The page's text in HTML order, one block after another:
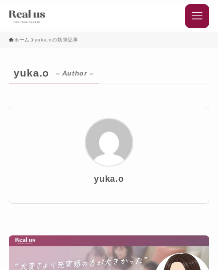
ホーム yuka.oの執筆記事
yuka.o – Author –
yuka.o